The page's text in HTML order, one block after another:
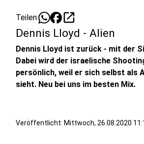
Teilen: open_in_new
Dennis Lloyd - Alien
Dennis Lloyd ist zurück - mit der
Dabei wird der israelische
persönlich, weil er sich selbst als
sieht. Neu bei uns im besten Mix.
Veröffentlicht: Mittwoch, 26.08.2020